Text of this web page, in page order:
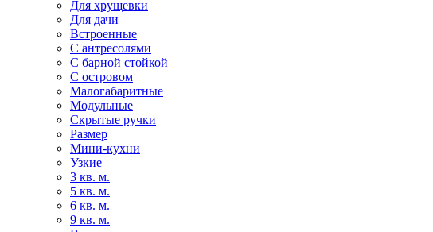
Для хрущевки
Для дачи
Встроенные
С антресолями
С барной стойкой
С островом
Малогабаритные
Модульные
Скрытые ручки
Размер
Мини-кухни
Узкие
3 кв. м.
5 кв. м.
6 кв. м.
9 кв. м.